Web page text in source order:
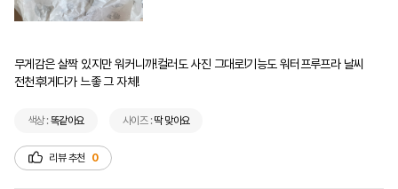
무게감은 살짝 있지만 워커니까!컬러도 사진 그대로!기능도 워터프루프라 날씨
전천후!게다가 느좋 그 자체!
색상 : 똑같아요 사이즈 : 딱 맞아요
리뷰 추천 0